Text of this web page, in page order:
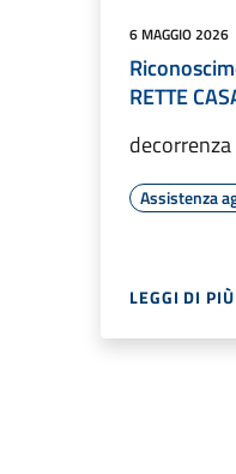
6 MAGGIO 2026
RETTE
Assistenza
LEGGI DI PIÙ